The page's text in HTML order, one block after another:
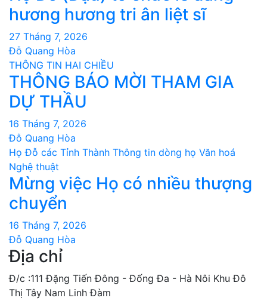
hương hương tri ân liệt sĩ
27 Tháng 7, 2026
Đỗ Quang Hòa
THÔNG TIN HAI CHIỀU
THÔNG BÁO MỜI THAM GIA
DỰ THẦU
16 Tháng 7, 2026
Đỗ Quang Hòa
Họ Đỗ các Tỉnh Thành Thông tin dòng họ Văn hoá
Nghệ thuật
Mừng việc Họ có nhiều thượng
chuyển
16 Tháng 7, 2026
Đỗ Quang Hòa
Địa chỉ
Đ/c :111 Đặng Tiến Đông - Đống Đa - Hà Nôi Khu Đô
Thị Tây Nam Linh Đàm